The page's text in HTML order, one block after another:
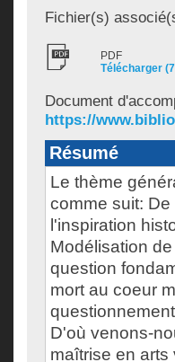
Fichier(s)
PDF
Télécharger
Document
https://
Résumé
Le thème
comme suit:
l'inspiration
Modélisation
question
mort au coeur
D'où venons-
maîtrise en